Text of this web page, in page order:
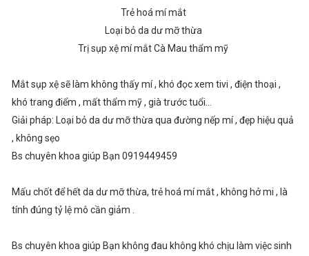
Trẻ hoá mí mắt
Loại bỏ da dư mỡ thừa
Trị sụp xệ mí mắt Cà Mau thẩm mỹ
Mắt sụp xệ sẽ làm không thấy mí , khó đọc xem tivi , điện thoại ,
khó trang điểm , mất thẩm mỹ , già trước tuổi...
Giải pháp: Loại bỏ da dư mỡ thừa qua đường nếp mí , đẹp hiệu quả
, không sẹo
Bs chuyên khoa giúp Bạn 0919449459
Mấu chốt để hết da dư mỡ thừa, trẻ hoá mí mắt , không hở mi , là
tính đúng tỷ lệ mô cần giảm .
Bs chuyên khoa giúp Bạn không đau không khó chịu làm việc sinh